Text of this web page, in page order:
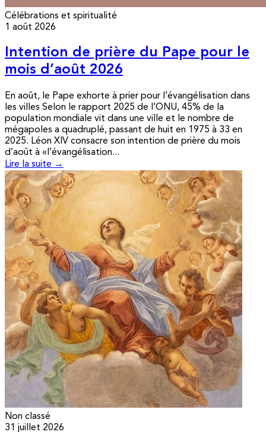
Célébrations et spiritualité
1 août 2026
Intention de prière du Pape pour le
mois d’août 2026
En août, le Pape exhorte à prier pour l’évangélisation dans
les villes Selon le rapport 2025 de l’ONU, 45% de la
population mondiale vit dans une ville et le nombre de
mégapoles a quadruplé, passant de huit en 1975 à 33 en
2025. Léon XIV consacre son intention de prière du mois
d’août à «l’évangélisation...
Lire la suite →
Non classé
31 juillet 2026